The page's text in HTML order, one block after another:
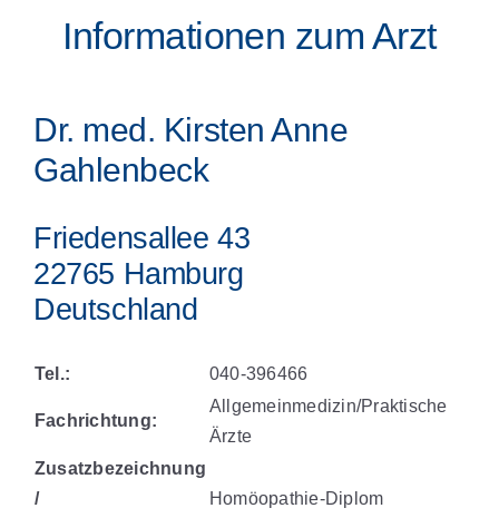
Informationen zum Arzt
Dr. med. Kirsten Anne
Gahlenbeck
Friedensallee 43
22765 Hamburg
Deutschland
Tel.: 040-396466
Fachrichtung:
Allgemeinmedizin/Praktische
Ärzte
Zusatzbezeichnung
/
Homöopathie-Diplom